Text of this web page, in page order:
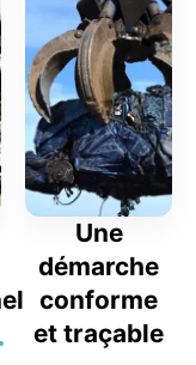
Une
démarche
conforme
et traçable